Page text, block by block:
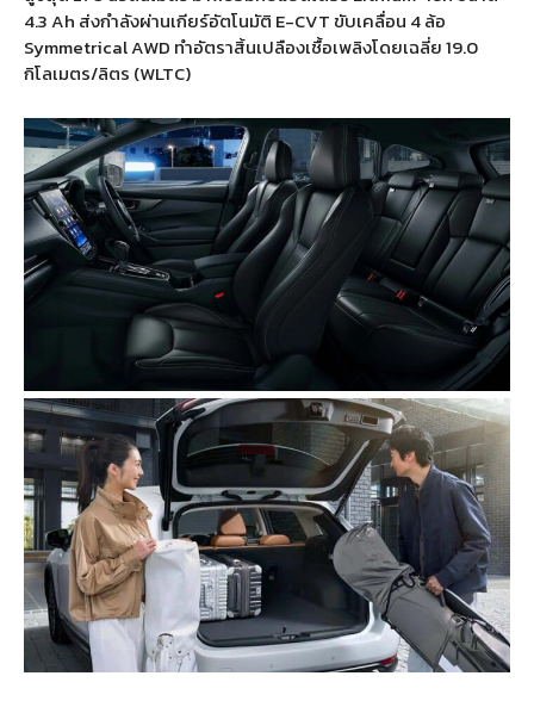
4.3 Ah ส่งกำลังผ่านเกียร์อัตโนมัติ E-CVT ขับเคลื่อน 4 ล้อ
Symmetrical AWD ทำอัตราสิ้นเปลืองเชื้อเพลิงโดยเฉลี่ย 19.0
กิโลเมตร/ลิตร (WLTC)